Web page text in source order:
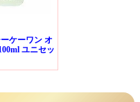
ケーワン オ
ユニセッ